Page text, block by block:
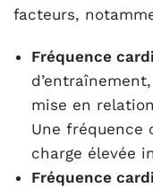
facteurs,
Fréquence
mise en
Une fréquence
charge élevée
Fréquence